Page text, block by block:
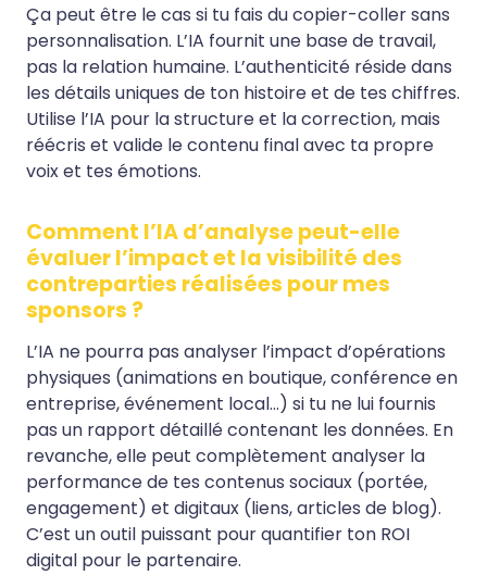
Ça peut être le cas si tu fais du copier-coller sans
personnalisation. L’IA fournit une base de travail,
pas la relation humaine. L’authenticité réside dans
les détails uniques de ton histoire et de tes chiffres.
Utilise l’IA pour la structure et la correction, mais
réécris et valide le contenu final avec ta propre
voix et tes émotions.
Comment l’IA d’analyse peut-elle
évaluer l’impact et la visibilité des
contreparties réalisées pour mes
sponsors ?
L’IA ne pourra pas analyser l’impact d’opérations
physiques (animations en boutique, conférence en
entreprise, événement local…) si tu ne lui fournis
pas un rapport détaillé contenant les données. En
revanche, elle peut complètement analyser la
performance de tes contenus sociaux (portée,
engagement) et digitaux (liens, articles de blog).
C’est un outil puissant pour quantifier ton ROI
digital pour le partenaire.